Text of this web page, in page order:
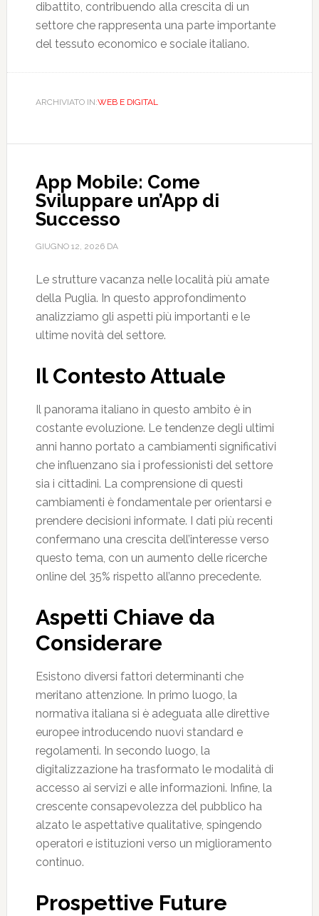
dibattito, contribuendo alla crescita di un
settore che rappresenta una parte importante
del tessuto economico e sociale italiano.
ARCHIVIATO IN:WEB E DIGITAL
App Mobile: Come
Sviluppare un’App di
Successo
GIUGNO 12, 2026DA
Le strutture vacanza nelle località più amate
della Puglia. In questo approfondimento
analizziamo gli aspetti più importanti e le
ultime novità del settore.
Il Contesto Attuale
Il panorama italiano in questo ambito è in
costante evoluzione. Le tendenze degli ultimi
anni hanno portato a cambiamenti significativi
che influenzano sia i professionisti del settore
sia i cittadini. La comprensione di questi
cambiamenti è fondamentale per orientarsi e
prendere decisioni informate. I dati più recenti
confermano una crescita dell’interesse verso
questo tema, con un aumento delle ricerche
online del 35% rispetto all’anno precedente.
Aspetti Chiave da
Considerare
Esistono diversi fattori determinanti che
meritano attenzione. In primo luogo, la
normativa italiana si è adeguata alle direttive
europee introducendo nuovi standard e
regolamenti. In secondo luogo, la
digitalizzazione ha trasformato le modalità di
accesso ai servizi e alle informazioni. Infine, la
crescente consapevolezza del pubblico ha
alzato le aspettative qualitative, spingendo
operatori e istituzioni verso un miglioramento
continuo.
Prospettive Future